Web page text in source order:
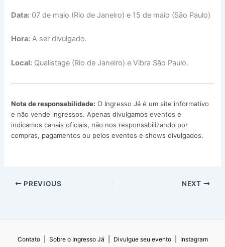
Data: 07 de maio (Rio de Janeiro) e 15 de maio (São Paulo)
Hora: A ser divulgado.
Local: Qualistage (Rio de Janeiro) e Vibra São Paulo.
Nota de responsabilidade: O Ingresso Já é um site informativo
e não vende ingressos. Apenas divulgamos eventos e
indicamos canais oficiais, não nos responsabilizando por
compras, pagamentos ou pelos eventos e shows divulgados.
PREVIOUS NEXT
Contato Sobre o Ingresso Já Divulgue seu evento Instagram